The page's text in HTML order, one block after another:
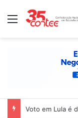
Menu
Voto em Lula é